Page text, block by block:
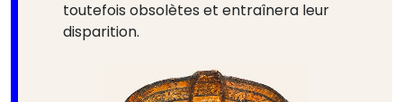
toutefois obsolètes et entraînera leur
disparition.